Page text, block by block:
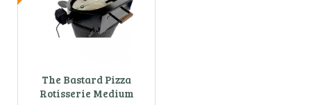
The Bastard Pizza
Rotisserie Medium